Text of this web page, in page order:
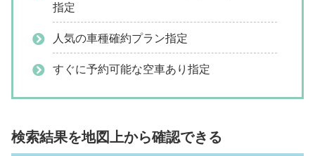
指定
人気の車種確約プラン指定
すぐに予約可能な空車あり指定
検索結果を地図上から確認できる